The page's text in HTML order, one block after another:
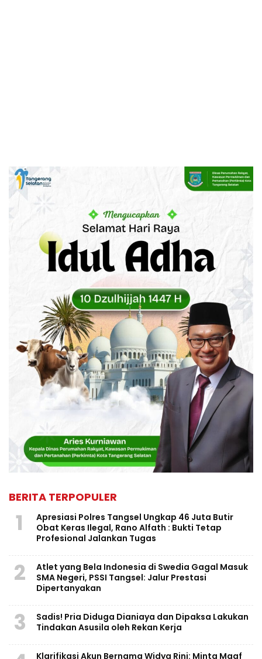
BERITA TERPOPULER
1
Apresiasi Polres Tangsel Ungkap 46 Juta Butir
Obat Keras Ilegal, Rano Alfath : Bukti Tetap
Profesional Jalankan Tugas
2
Atlet yang Bela Indonesia di Swedia Gagal Masuk
SMA Negeri, PSSI Tangsel: Jalur Prestasi
Dipertanyakan
3
Sadis! Pria Diduga Dianiaya dan Dipaksa Lakukan
Tindakan Asusila oleh Rekan Kerja
Klarifikasi Akun Bernama Widya Rini: Minta Maaf